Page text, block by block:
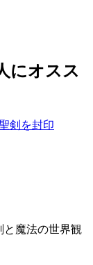
にオスス
と魔法の世界観